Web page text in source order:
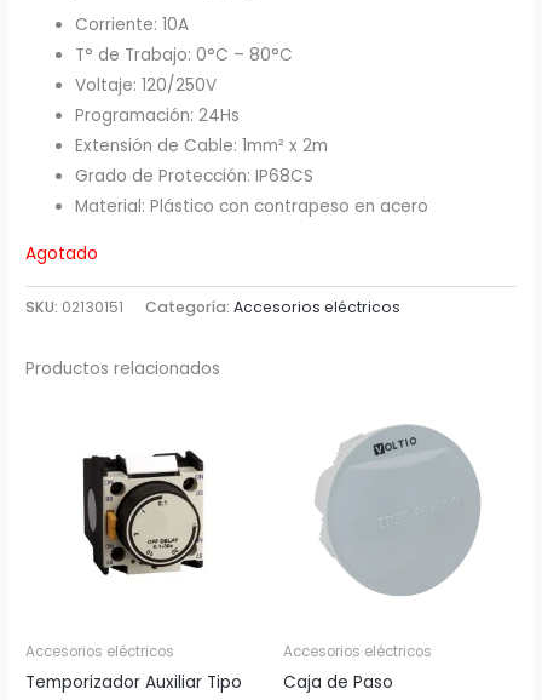
Corriente: 10A
T° de Trabajo: 0°C – 80°C
Voltaje: 120/250V
Programación: 24Hs
Extensión de Cable: 1mm² x 2m
Grado de Protección: IP68CS
Material: Plástico con contrapeso en acero
Agotado
SKU: 02130151 Categoría:Accesorios eléctricos
Productos relacionados
Accesorios eléctricos
Temporizador Auxiliar Tipo
Accesorios eléctricos
Caja de Paso